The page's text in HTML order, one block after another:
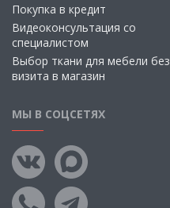
Покупка в кредит
Видеоконсультация со
специалистом
Выбор ткани для мебели без
визита в магазин
МЫ В СОЦСЕТЯХ